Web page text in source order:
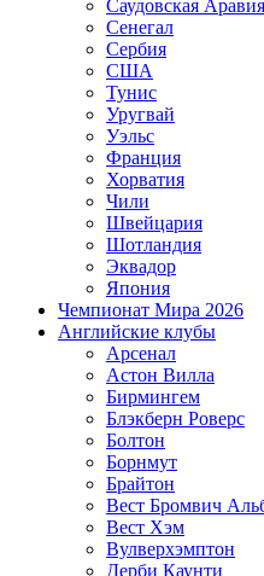
Саудовская Аравия
Сенегал
Сербия
США
Тунис
Уругвай
Уэльс
Франция
Хорватия
Чили
Швейцария
Шотландия
Эквадор
Япония
Чемпионат Мира 2026
Английские клубы
Арсенал
Астон Вилла
Бирмингем
Блэкберн Роверс
Болтон
Борнмут
Брайтон
Вест Бромвич
Вест Хэм
Вулверхэмптон
Дерби Каунти